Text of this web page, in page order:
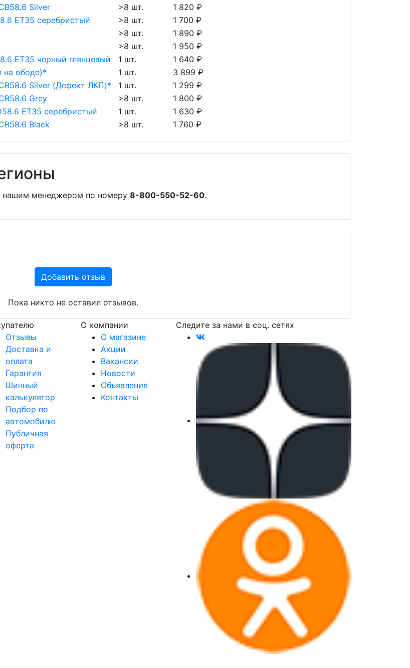
Silver
>8 шт.
1 820 ₽
ET35 серебристый
>8 шт.
1 700 ₽
>8 шт.
1 890 ₽
>8 шт.
1 950 ₽
ET35 черный глянцевый
1 шт.
1 640 ₽
на ободе)*
1 шт.
3 899 ₽
Silver (Дефект ЛКП)*
1 шт.
1 299 ₽
Grey
>8 шт.
1 800 ₽
ET35 серебристый
1 шт.
1 630 ₽
Black
>8 шт. 1 760 ₽
нашим менеджером по номеру 8-800-550-52-60.
Добавить отзыв
Пока никто не оставил отзывов.
Отзывы
Доставка и
оплата
Гарантия
Шинный
калькулятор
Подбор по
автомобилю
Публичная
оферта
О компании
О магазине
Акции
Вакансии
Новости
Объявления
Контакты
Следите за нами в соц. сетях